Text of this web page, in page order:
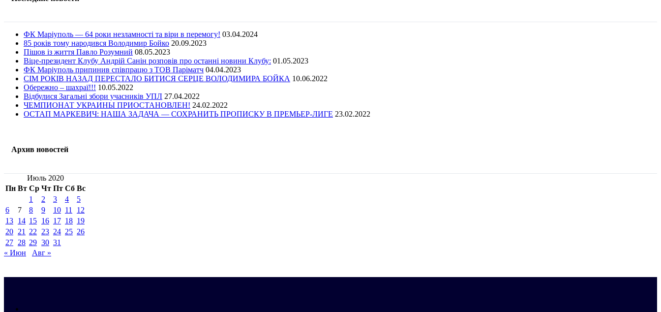
ФК Маріуполь — 64 роки незламності та віри в перемогу! 03.04.2024
85 років тому народився Володимир Бойко 20.09.2023
Пішов із життя Павло Розумний 08.05.2023
Віце-президент Клубу Андрій Санін розповів про останні новини Клубу: 01.05.2023
ФК Маріуполь припинив співпрацю з ТОВ Паріматч 04.04.2023
СІМ РОКІВ НАЗАД ПЕРЕСТАЛО БИТИСЯ СЕРЦЕ ВОЛОДИМИРА БОЙКА 10.06.2022
Обережно – шахраї!!! 10.05.2022
Відбулися Загальні збори учасників УПЛ 27.04.2022
ЧЕМПИОНАТ УКРАИНЫ ПРИОСТАНОВЛЕН! 24.02.2022
ОСТАП МАРКЕВИЧ: НАША ЗАДАЧА — СОХРАНИТЬ ПРОПИСКУ В ПРЕМЬЕР-ЛИГЕ 23.02.2022
Архив новостей
Июль 2020
Пн Вт Ср Чт Пт Сб Вс
1
2 3 4
5
6
7 8 9 10 11
12
13 14 15 16 17 18 19
20 21 22 23 24 25 26
27 28 29 30 31
« Июн
Авг »